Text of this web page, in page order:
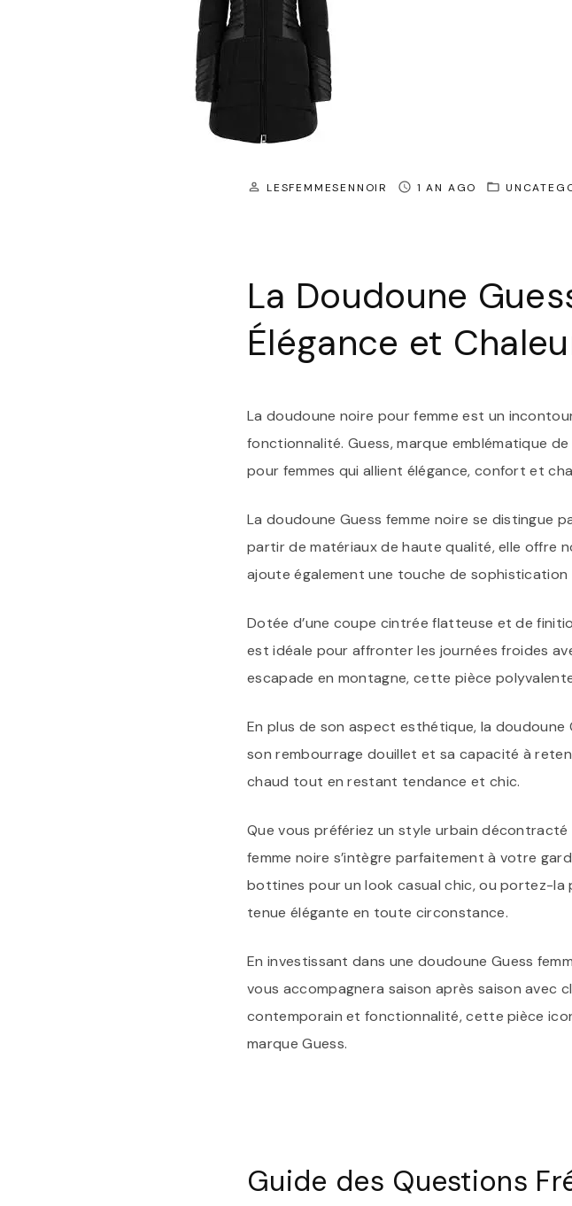
LESFEMMESENNOIR 1 AN AGO
La Doudoune
Élégance et
La doudoune noire pour femme est un
fonctionnalité. Guess, marque emblématique
pour femmes qui allient élégance, confort et
La doudoune Guess femme noire se distingue
partir de matériaux de haute qualité, elle offre
ajoute également une touche de sophistication
Dotée d’une coupe cintrée flatteuse et de
est idéale pour affronter les journées froides
escapade en montagne, cette pièce
En plus de son aspect esthétique, la
son rembourrage douillet et sa capacité à
chaud tout en restant tendance et chic.
Que vous préfériez un style urbain
femme noire s’intègre parfaitement à votre
bottines pour un look casual chic, ou portez-
tenue élégante en toute circonstance.
En investissant dans une doudoune Guess
vous accompagnera saison après saison avec
contemporain et fonctionnalité, cette pièce
marque Guess.
Guide des Questions